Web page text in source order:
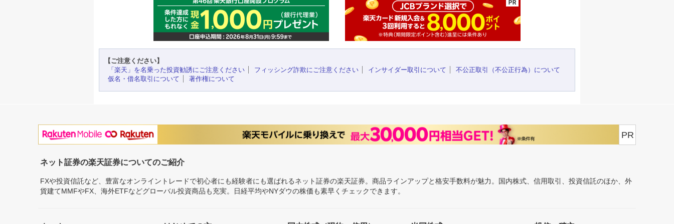
【ご注意ください】
「楽天」を名乗った投資勧誘にご注意ください
フィッシング詐欺にご注意ください インサイダー取引について
不公正取引（不公正行為）について
仮名・借名取引について
著作権について
PR
ネット証券の楽天証券についてのご紹介
FXや投資信託など、豊富なオンライントレードで初心者にも経験者にも選ばれるネット証券の楽天証券。商品ラインアップと格安手数料が魅力。国内株式、信用取引、投資信託のほか、外
貨建てMMFやFX、海外ETFなどグローバル投資商品も充実。日経平均やNYダウの株価も素早くチェックできます。